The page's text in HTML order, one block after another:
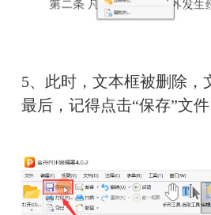
5、此时，文本框被删除，
最后，记得点击“保存”文件